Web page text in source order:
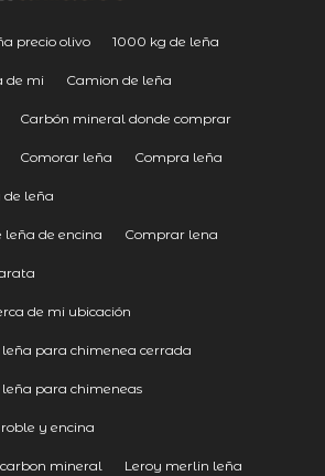
precio olivo 1000 kg de leña
de mi Camion de leña
Carbón mineral donde comprar
Comorar leña Compra leña
de leña
leña de encina Comprar lena
de mi ubicación
para chimenea cerrada
para chimeneas
y encina
mineral Leroy merlin leña